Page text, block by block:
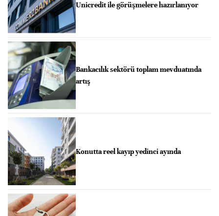
Unicredit ile görüşmelere hazırlanıyor
Bankacılık sektörü toplam mevduatında
artış
Konutta reel kayıp yedinci ayında